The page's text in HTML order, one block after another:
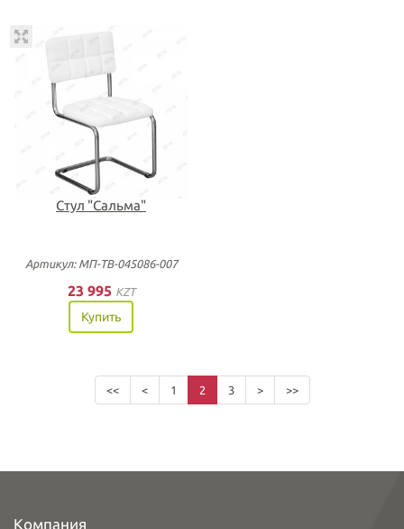
Стул "Сальма"
Артикул: МП-ТВ-045086-007
23 995 KZT
Купить
<< < 1 2 3 > >>
Компания